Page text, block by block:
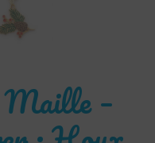
–